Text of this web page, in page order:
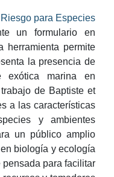
para Especies
un formulario en
herramienta permite
la presencia de
exótica marina en
de Baptiste et
a las características
y ambientes
un público amplio
biología y ecología
para facilitar